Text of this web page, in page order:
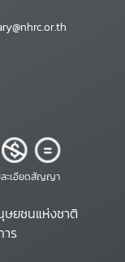
ะเอียดสัญญา
ยชนแห่งชาติ
ร